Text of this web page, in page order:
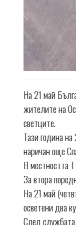
На 21 май
жителите на
светците.
Тази година
наричан още
В местността
За втора
На 21 май
осветени два
След службата